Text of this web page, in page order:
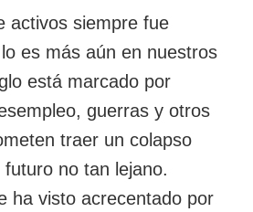
activos siempre fue
es más aún en nuestros
está marcado por
guerras y otros
traer un colapso
no tan lejano.
ha visto acrecentado por